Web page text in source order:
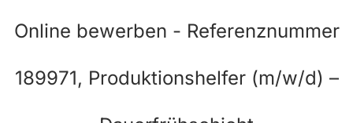
Online bewerben - Referenznummer
189971, Produktionshelfer (m/w/d) –